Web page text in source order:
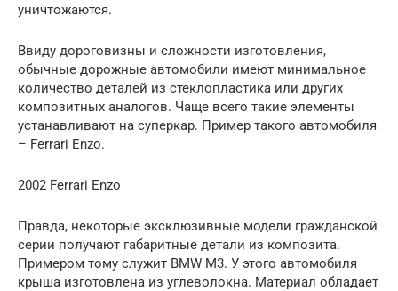
уничтожаются.
Ввиду дороговизны и сложности изготовления,
обычные дорожные автомобили имеют минимальное
количество деталей из стеклопластика или других
композитных аналогов. Чаще всего такие элементы
устанавливают на суперкар. Пример такого автомобиля
– Ferrari Enzo.
2002 Ferrari Enzo
Правда, некоторые эксклюзивные модели гражданской
серии получают габаритные детали из композита.
Примером тому служит BMW М3. У этого автомобиля
крыша изготовлена из углеволокна. Материал обладает